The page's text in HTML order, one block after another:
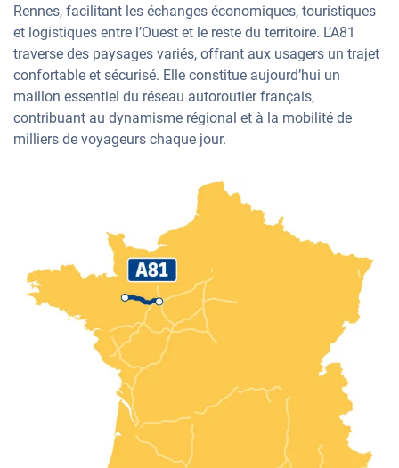
Rennes, facilitant les échanges économiques, touristiques
et logistiques entre l’Ouest et le reste du territoire. L’A81
traverse des paysages variés, offrant aux usagers un trajet
confortable et sécurisé. Elle constitue aujourd’hui un
maillon essentiel du réseau autoroutier français,
contribuant au dynamisme régional et à la mobilité de
milliers de voyageurs chaque jour.